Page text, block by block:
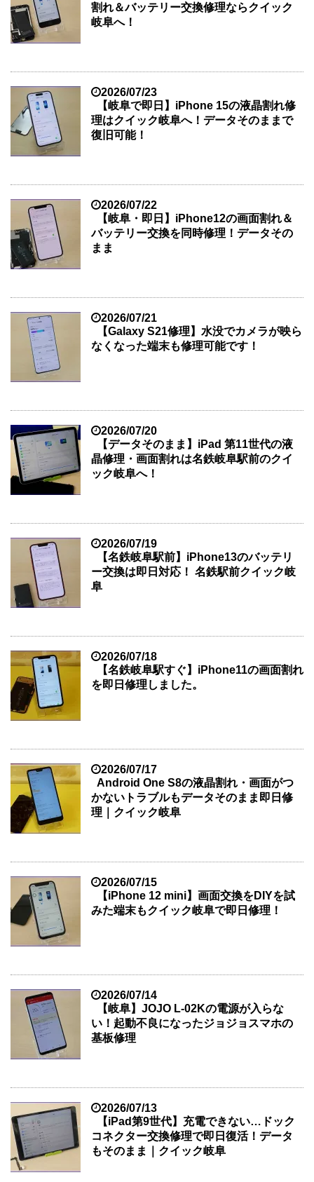
割れ＆バッテリー交換修理ならクイック
岐阜へ！
2026/07/23
【岐阜で即日】iPhone 15の液晶割れ修
理はクイック岐阜へ！データそのままで
復旧可能！
2026/07/22
【岐阜・即日】iPhone12の画面割れ＆
バッテリー交換を同時修理！データその
まま
2026/07/21
【Galaxy S21修理】水没でカメラが映ら
なくなった端末も修理可能です！
2026/07/20
【データそのまま】iPad 第11世代の液
晶修理・画面割れは名鉄岐阜駅前のクイ
ック岐阜へ！
2026/07/19
【名鉄岐阜駅前】iPhone13のバッテリ
ー交換は即日対応！ 名鉄駅前クイック岐
阜
2026/07/18
【名鉄岐阜駅すぐ】iPhone11の画面割れ
を即日修理しました。
2026/07/17
Android One S8の液晶割れ・画面がつ
かないトラブルもデータそのまま即日修
理｜クイック岐阜
2026/07/15
【iPhone 12 mini】画面交換をDIYを試
みた端末もクイック岐阜で即日修理！
2026/07/14
【岐阜】JOJO L-02Kの電源が入らな
い！起動不良になったジョジョスマホの
基板修理
2026/07/13
【iPad第9世代】充電できない…ドック
コネクター交換修理で即日復活！データ
もそのまま｜クイック岐阜